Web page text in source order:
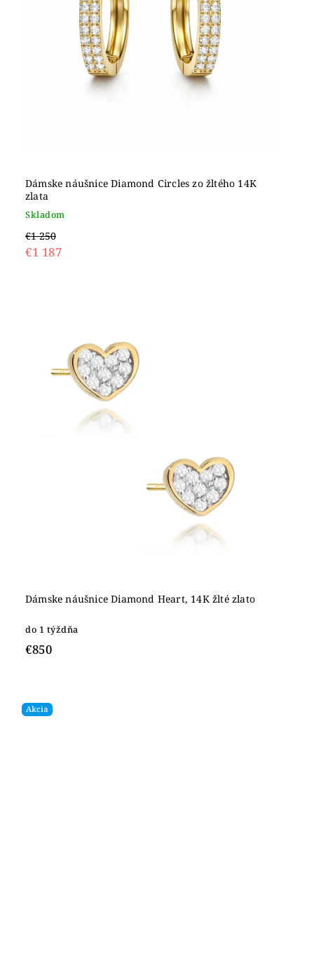
Dámske náušnice Diamond Circles zo žltého 14K
zlata
Skladom
€1 250
€1 187
Dámske náušnice Diamond Heart, 14K žlté zlato
do 1 týždňa
€850
Akcia